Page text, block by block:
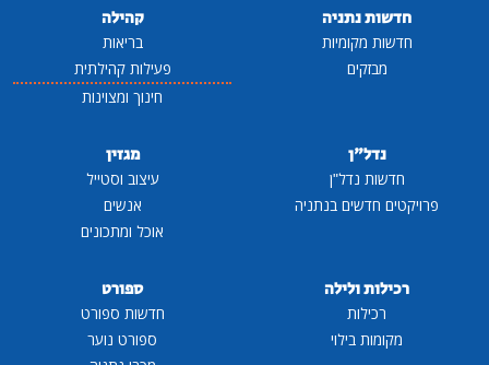
חדשות נתניה
חדשות מקומיות
מבזקים
קהילה
בריאות
פעילות קהילתית
חינוך ומצוינות
נדל"ן
חדשות נדל"ן
פרויקטים חדשים בנתניה
מגזין
עיצוב וסטייל
אנשים
אוכל ומתכונים
רכילות ולילה
רכילות
מקומות בילוי
ספורט
חדשות ספורט
ספורט נוער